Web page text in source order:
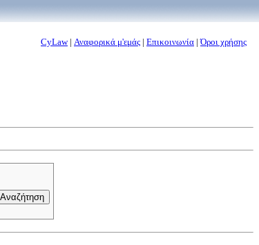
CyLaw| Αναφορικά μ'εμάς | Επικοινωνία |Όροι χρήσης